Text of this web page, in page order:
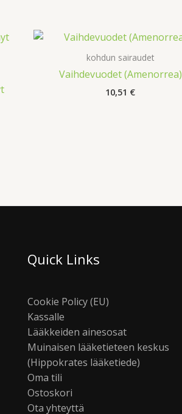
kohdun sairaudet
Vaihdevuodet (Amenorrea)
10,51 €
Quick Links
Cookie Policy (EU)
Kassalle
Lääkkeiden ainesosat
Muinaisen lääketieteen keskus
(Hippokrates lääketiede)
Oma tili
Ostoskori
Ota yhteyttä